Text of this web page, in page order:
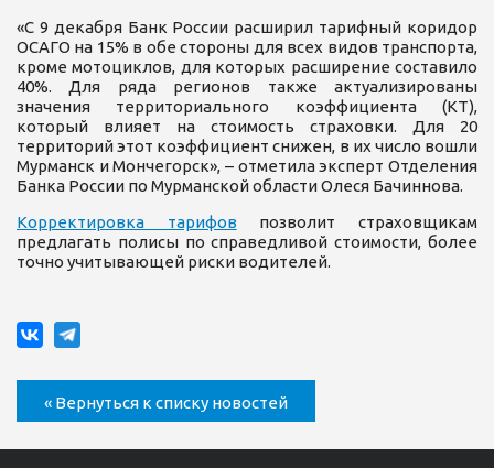
«С 9 декабря Банк России расширил тарифный коридор
ОСАГО на 15% в обе стороны для всех видов транспорта,
кроме мотоциклов, для которых расширение составило
40%. Для ряда регионов также актуализированы
значения территориального коэффициента (КТ),
который влияет на стоимость страховки. Для 20
территорий этот коэффициент снижен, в их число вошли
Мурманск и Мончегорск», – отметила эксперт Отделения
Банка России по Мурманской области Олеся Бачиннова.
Корректировка тарифов позволит страховщикам
предлагать полисы по справедливой стоимости, более
точно учитывающей риски водителей.
« Вернуться к списку новостей